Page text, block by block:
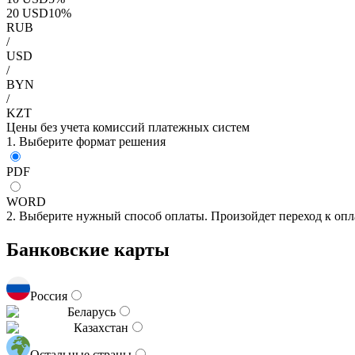
20 USD10%
RUB
/
USD
/
BYN
/
KZT
Цены без учета комиссий платежных систем
1. Выберите формат решения
PDF
WORD
2. Выберите нужный способ оплаты. Произойдет переход к
Банковские карты
Россия
Беларусь
Казахстан